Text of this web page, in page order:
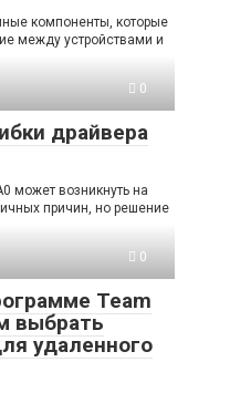
компоненты, которые
между устройствами и
0
драйвера
может возникнуть на
причин, но решение
0
Team
выбрать
удаленного